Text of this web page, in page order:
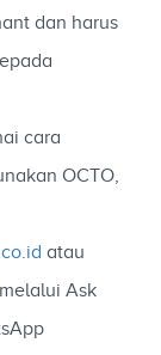
dan harus
cara
OCTO,
atau
Ask